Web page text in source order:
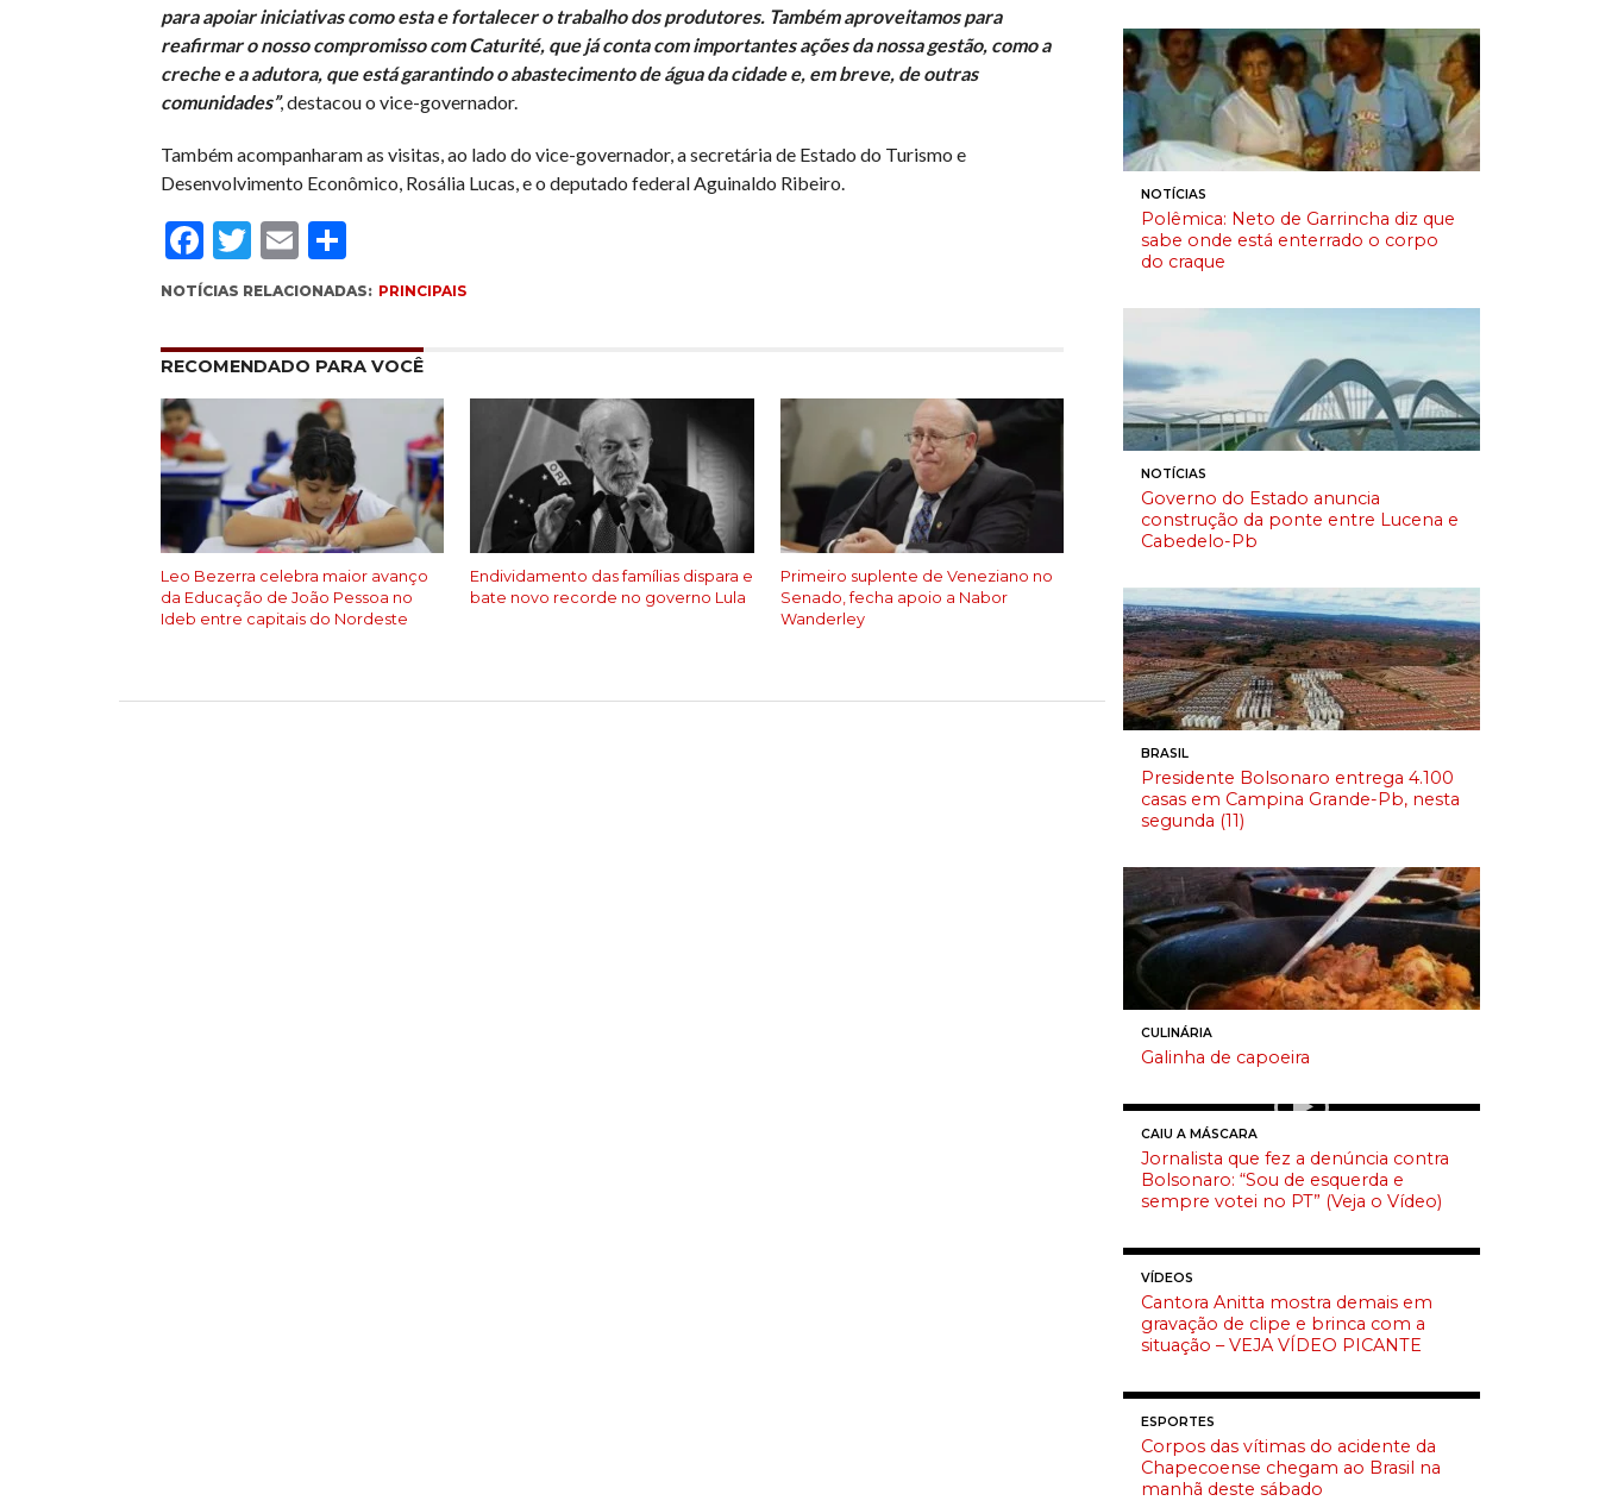
para apoiar iniciativas como esta e fortalecer o trabalho dos produtores. Também aproveitamos para
reafirmar o nosso compromisso com Caturité, que já conta com importantes ações da nossa gestão, como a
creche e a adutora, que está garantindo o abastecimento de água da cidade e, em breve, de outras
comunidades”, destacou o vice-governador.
Também acompanharam as visitas, ao lado do vice-governador, a secretária de Estado do Turismo e
Desenvolvimento Econômico, Rosália Lucas, e o deputado federal Aguinaldo Ribeiro.
Facebook
Twitter
EmailCompartilhar
NOTÍCIAS RELACIONADAS: PRINCIPAIS
RECOMENDADO PARA VOCÊ
Leo Bezerra celebra maior avanço
da Educação de João Pessoa no
Ideb entre capitais do Nordeste
Endividamento das famílias dispara e
bate novo recorde no governo Lula
Primeiro suplente de Veneziano no
Senado, fecha apoio a Nabor
Wanderley
NOTÍCIAS
Polêmica: Neto de Garrincha diz que
sabe onde está enterrado o corpo
do craque
NOTÍCIAS
Governo do Estado anuncia
construção da ponte entre Lucena e
Cabedelo-Pb
BRASIL
Presidente Bolsonaro entrega 4.100
casas em Campina Grande-Pb, nesta
segunda (11)
CULINÁRIA
Galinha de capoeira
CAIU A MÁSCARA
Jornalista que fez a denúncia contra
Bolsonaro: “Sou de esquerda e
sempre votei no PT” (Veja o Vídeo)
VÍDEOS
Cantora Anitta mostra demais em
gravação de clipe e brinca com a
situação – VEJA VÍDEO PICANTE
ESPORTES
Corpos das vítimas do acidente da
Chapecoense chegam ao Brasil na
manhã deste sábado